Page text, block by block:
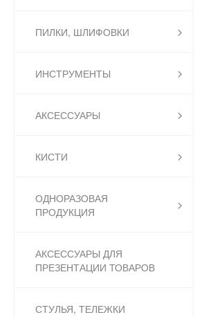
ПИЛКИ, ШЛИФОВКИ
ИНСТРУМЕНТЫ
АКСЕССУАРЫ
КИСТИ
ОДНОРАЗОВАЯ
ПРОДУКЦИЯ
АКСЕССУАРЫ ДЛЯ
ПРЕЗЕНТАЦИИ ТОВАРОВ
СТУЛЬЯ, ТЕЛЕЖКИ